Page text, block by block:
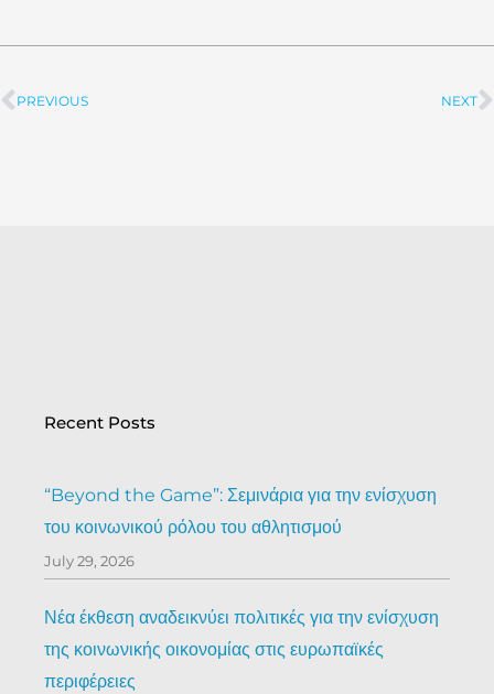
Prev
PREVIOUS NEXT
Recent Posts
“Beyond the Game”: Σεμινάρια για την ενίσχυση
του κοινωνικού ρόλου του αθλητισμού
July 29, 2026
Νέα έκθεση αναδεικνύει πολιτικές για την ενίσχυση
της κοινωνικής οικονομίας στις ευρωπαϊκές
περιφέρειες